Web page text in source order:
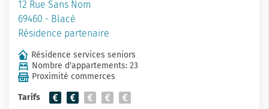
12 Rue Sans Nom
69460 - Blacé
Résidence partenaire
Résidence services seniors
Nombre d'appartements: 23
Proximité commerces
Tarifs